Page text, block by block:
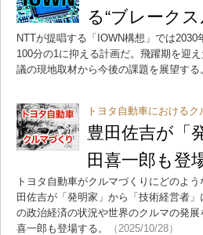
る“ブレーク
NTTが提唱する「IOWN構想」では
100分の1に抑える計画だ。飛躍期を迎
議の現地取材から今後の課題を展望する
トヨタ自動車におけるク
豊田佐吉が「
田喜一郎も登
トヨタ自動車がクルマづくりにどのよ
田佐吉が「発明家」から「技術経営者
の政治経済の状況や世界のクルマの発
喜一郎も登場する。
（2025/10/28）